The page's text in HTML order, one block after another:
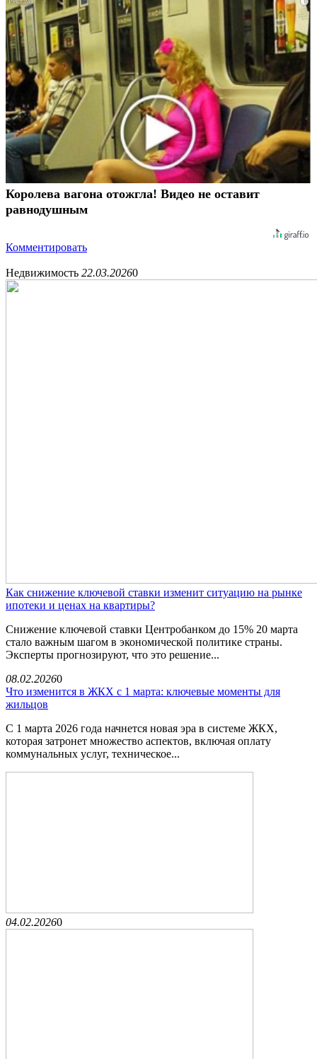
Королева вагона отожгла! Видео не оставит
равнодушным
Комментировать
Недвижимость 22.03.20260
Как снижение ключевой ставки изменит ситуацию на рынке
ипотеки и ценах на квартиры?
Снижение ключевой ставки Центробанком до 15% 20 марта
стало важным шагом в экономической политике страны.
Эксперты прогнозируют, что это решение...
08.02.20260
Что изменится в ЖКХ с 1 марта: ключевые моменты для
жильцов
С 1 марта 2026 года начнется новая эра в системе ЖКХ,
которая затронет множество аспектов, включая оплату
коммунальных услуг, техническое...
04.02.20260